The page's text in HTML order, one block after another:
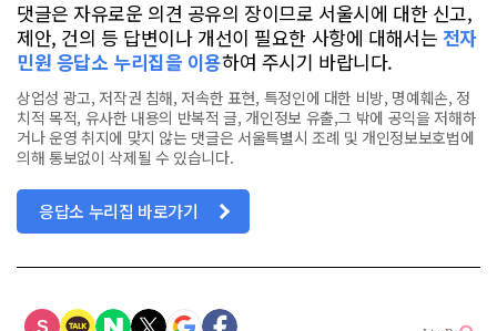
댓글은 자유로운 의견 공유의 장이므로 서울시에 대한 신고,
제안, 건의 등 답변이나 개선이 필요한 사항에 대해서는 전자
민원 응답소 누리집을 이용하여 주시기 바랍니다.
상업성 광고, 저작권 침해, 저속한 표현, 특정인에 대한 비방, 명예훼손, 정
치적 목적, 유사한 내용의 반복적 글, 개인정보 유출,그 밖에 공익을 저해하
거나 운영 취지에 맞지 않는 댓글은 서울특별시 조례 및 개인정보보호법에
의해 통보없이 삭제될 수 있습니다.
응답소 누리집 바로가기